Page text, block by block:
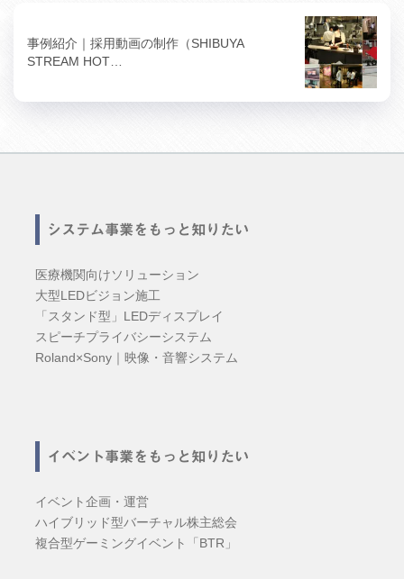
事例紹介｜採用動画の制作（SHIBUYA
STREAM HOT…
システム事業をもっと知りたい
医療機関向けソリューション
大型LEDビジョン施工
「スタンド型」LEDディスプレイ
スピーチプライバシーシステム
Roland×Sony｜映像・音響システム
イベント事業をもっと知りたい
イベント企画・運営
ハイブリッド型バーチャル株主総会
複合型ゲーミングイベント「BTR」